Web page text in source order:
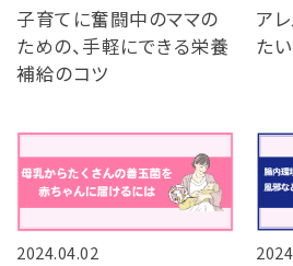
子育てに奮闘中のママの
ための、手軽にできる栄養
補給のコツ
ア
た
2024.04.02